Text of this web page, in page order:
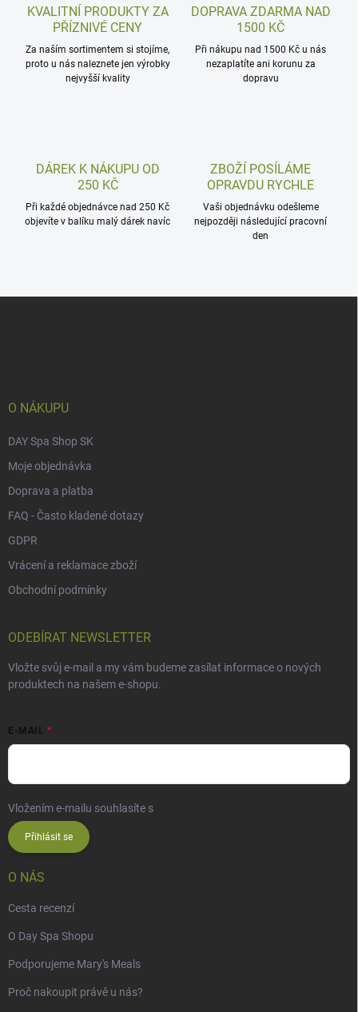
KVALITNÍ PRODUKTY ZA
PŘÍZNIVÉ CENY
Za naším sortimentem si stojíme,
proto u nás naleznete jen výrobky
nejvyšší kvality
DOPRAVA ZDARMA NAD
1500 KČ
Při nákupu nad 1500 Kč u nás
nezaplatíte ani korunu za
dopravu
DÁREK K NÁKUPU OD
250 KČ
Při každé objednávce nad 250 Kč
objevíte v balíku malý dárek navíc
ZBOŽÍ POSÍLÁME
OPRAVDU RYCHLE
Vaši objednávku odešleme
nejpozději následující pracovní
den
O NÁKUPU
DAY Spa Shop SK
Moje objednávka
Doprava a platba
FAQ - Často kladené dotazy
GDPR
Vrácení a reklamace zboží
Obchodní podmínky
ODEBÍRAT NEWSLETTER
Vložte svůj e-mail a my vám budeme zasílat informace o nových
produktech na našem e-shopu.
E-MAIL
Vložením e-mailu souhlasíte s
Přihlásit se
O NÁS
Cesta recenzí
O Day Spa Shopu
Podporujeme Mary's Meals
Proč nakoupit právě u nás?